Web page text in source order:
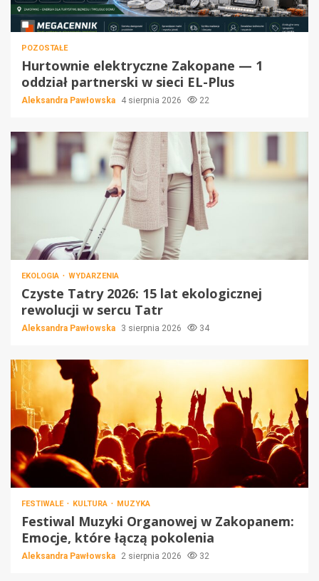
POZOSTAŁE
Hurtownie elektryczne Zakopane — 1
oddział partnerski w sieci EL-Plus
Aleksandra Pawłowska 4 sierpnia 2026 22
EKOLOGIA WYDARZENIA
Czyste Tatry 2026: 15 lat ekologicznej
rewolucji w sercu Tatr
Aleksandra Pawłowska 3 sierpnia 2026 34
FESTIWALE KULTURA MUZYKA
Festiwal Muzyki Organowej w Zakopanem:
Emocje, które łączą pokolenia
Aleksandra Pawłowska 2 sierpnia 2026 32